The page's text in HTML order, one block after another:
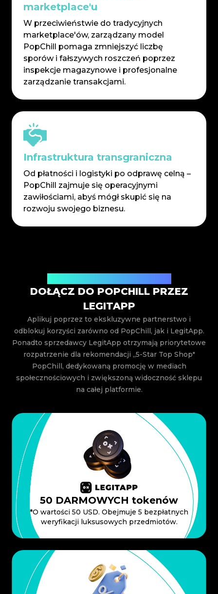
marketplace'u
W przeciwieństwie do tradycyjnych
marketplace'ów, zarządzany model
PopChill pomaga zmniejszyć liczbę
sporów i fałszywych roszczeń poprzez
inspekcje magazynowe i profesjonalne
zarządzanie transakcjami.
Infrastruktura transgraniczna
Od płatności i logistyki po odprawę celną –
PopChill zajmuje się operacyjnymi
zawiłościami, abyś mógł skupić się na
rozwoju swojego biznesu.
DOŁĄCZ DO POPCHILL PRZEZ
LEGITAPP
Aplikuj poprzez to ekskluzywne partnerstwo i
odblokuj korzyści zarówno od PopChill, jak i LegitApp.
Ponadto sprzedawcy LegitApp otrzymają priorytetowe
rozpatrzenie dla rekomendacji „5-Star Top Shop"
PopChill, dedykowaną promocję w mediach
społecznościowych i zwiększoną widoczność sklepu
na całej platformie.
50 DARMOWYCH tokenów
*O wartości 50 USD. Obejmuje 5 bezpłatnych
weryfikacji luksusowych przedmiotów.